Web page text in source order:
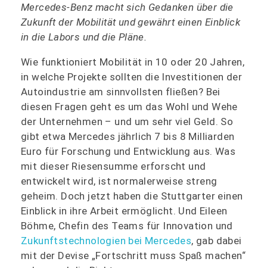
Mercedes-Benz macht sich Gedanken über die
Zukunft der Mobilität und gewährt einen Einblick
in die Labors und die Pläne.
Wie funktioniert Mobilität in 10 oder 20 Jahren,
in welche Projekte sollten die Investitionen der
Autoindustrie am sinnvollsten fließen? Bei
diesen Fragen geht es um das Wohl und Wehe
der Unternehmen – und um sehr viel Geld. So
gibt etwa Mercedes jährlich 7 bis 8 Milliarden
Euro für Forschung und Entwicklung aus. Was
mit dieser Riesensumme erforscht und
entwickelt wird, ist normalerweise streng
geheim. Doch jetzt haben die Stuttgarter einen
Einblick in ihre Arbeit ermöglicht. Und Eileen
Böhme, Chefin des Teams für Innovation und
Zukunftstechnologien bei Mercedes, gab dabei
mit der Devise „Fortschritt muss Spaß machen“